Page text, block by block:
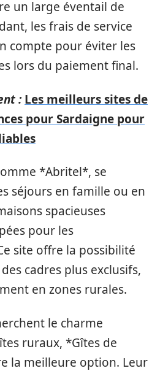
un large éventail de
les frais de service
compte pour éviter les
lors du paiement final.
: Les meilleurs sites de
pour Sardaigne pour
*Abritel*, se
séjours en famille ou en
spacieuses
pour les
site offre la possibilité
cadres plus exclusifs,
en zones rurales.
le charme
ruraux, *Gîtes de
la meilleure option. Leur